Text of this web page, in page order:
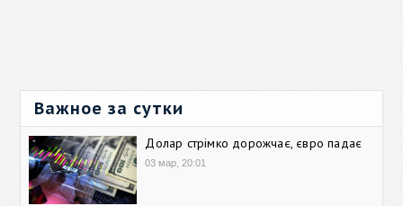
Важное за сутки
Долар стрімко дорожчає, євро падає
03 мар, 20:01